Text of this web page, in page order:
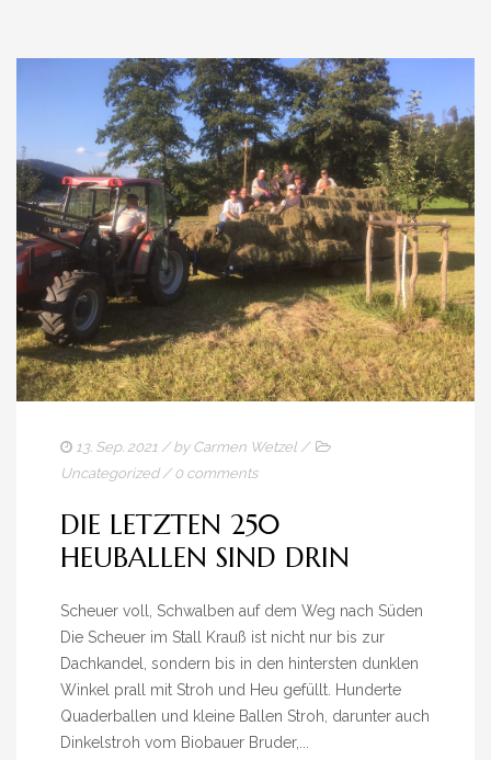
13. Sep. 2021 / by Carmen Wetzel /
Uncategorized/ 0 comments
DIE LETZTEN 250
HEUBALLEN SIND DRIN
Scheuer voll, Schwalben auf dem Weg nach Süden
Die Scheuer im Stall Krauß ist nicht nur bis zur
Dachkandel, sondern bis in den hintersten dunklen
Winkel prall mit Stroh und Heu gefüllt. Hunderte
Quaderballen und kleine Ballen Stroh, darunter auch
Dinkelstroh vom Biobauer Bruder,...